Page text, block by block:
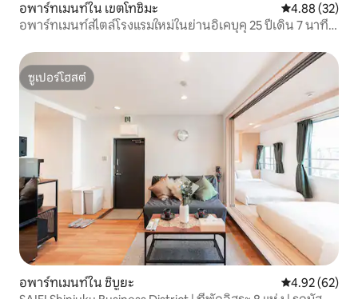
อพาร์ทเมนท์ใน เขตโทชิมะ คะแนนเฉลี่ย
4.88 (32)
อพาร์ทเมนท์สไตล์โรงแรมใหม่ในย่านอิเคบุคุ 25 ปีเดิน 7 นาที
ซูเปอร์โฮสต์
ซูเปอร์โฮสต์
อพาร์ทเมนท์ใน ชิบูยะ คะแนนเฉลี่ย
4.92 (62)